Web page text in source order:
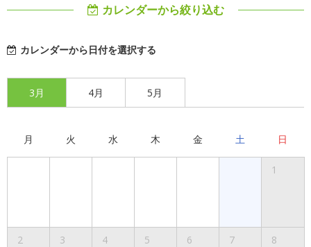
カレンダーから絞り込む
カレンダーから日付を選択する
3月 4月 5月
月 火 水 木 金 土 日
1
2 3 4 5 6 7 8